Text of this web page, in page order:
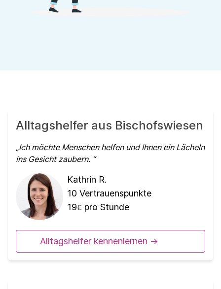
Alltagshelfer aus Bischofswiesen
Ich möchte Menschen helfen und Ihnen ein Lächeln
ins Gesicht zaubern.
Kathrin R.
10 Vertrauenspunkte
19€ pro Stunde
Alltagshelfer kennenlernen ->